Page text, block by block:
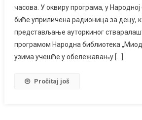
часова. У оквиру програма, у
биће уприличена радионица за децу,
представљање ауторкиног
програмом Народна библиотека
узима учешће у обележавању […]
Pročitaj još